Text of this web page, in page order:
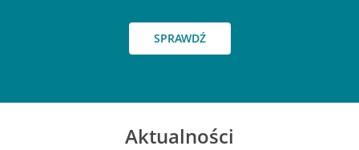
SPRAWDŹ
Aktualności